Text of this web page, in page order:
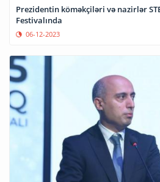
Prezidentin köməkçiləri və nazirlər
Festivalında
06-12-2023